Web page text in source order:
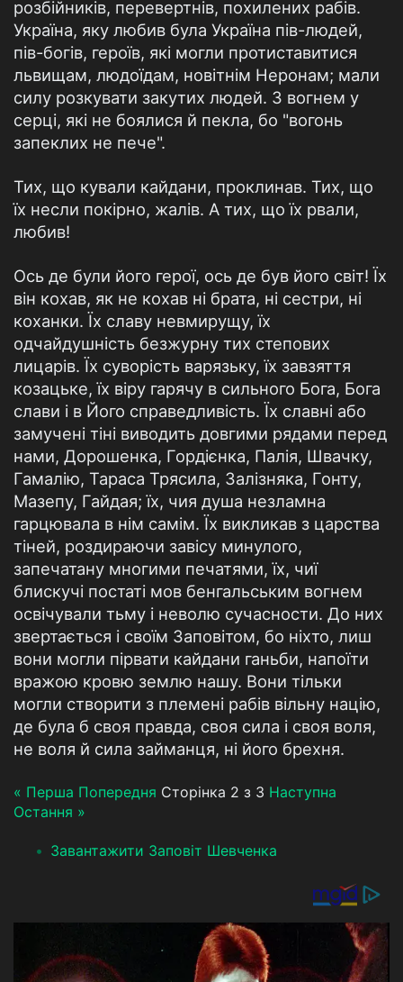
розбійників, перевертнів, похилених рабів.
Україна, яку любив була Україна пів-людей,
пів-богів, героїв, які могли протиставитися
львищам, людоїдам, новітнім Неронам; мали
силу розкувати закутих людей. З вогнем у
серці, які не боялися й пекла, бо "вогонь
запеклих не пече".
Тих, що кували кайдани, проклинав. Тих, що
їх несли покірно, жалів. А тих, що їх рвали,
любив!
Ось де були його герої, ось де був його світ! Їх
він кохав, як не кохав ні брата, ні сестри, ні
коханки. Їх славу невмирущу, їх
одчайдушність безжурну тих степових
лицарів. Їх суворість варязьку, їх завзяття
козацьке, їх віру гарячу в сильного Бога, Бога
слави і в Його справедливість. Їх славні або
замучені тіні виводить довгими рядами перед
нами, Дорошенка, Гордієнка, Палія, Швачку,
Гамалію, Тараса Трясила, Залізняка, Гонту,
Мазепу, Гайдая; їх, чия душа незламна
гарцювала в нім самім. Їх викликав з царства
тіней, роздираючи завісу минулого,
запечатану многими печатями, їх, чиї
блискучі постаті мов бенгальським вогнем
освічували тьму і неволю сучасности. До них
звертається і своїм Заповітом, бо ніхто, лиш
вони могли пірвати кайдани ганьби, напоїти
вражою кровю землю нашу. Вони тільки
могли створити з племені рабів вільну націю,
де була б своя правда, своя сила і своя воля,
не воля й сила займанця, ні його брехня.
« Перша Попередня Сторінка 2 з 3 Наступна
Остання »
Завантажити Заповіт Шевченка